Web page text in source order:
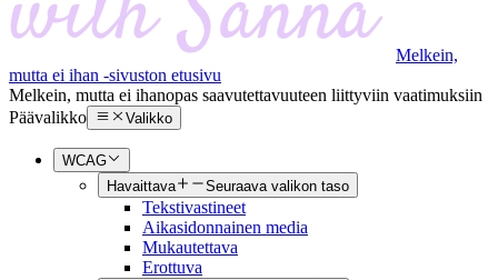
Melkein,
mutta ei ihan -sivuston etusivu
Melkein, mutta ei ihanopas saavutettavuuteen liittyviin vaatimuksiin
Päävalikko
Valikko
WCAG
Havaittava
Seuraava valikon taso
Tekstivastineet
Aikasidonnainen media
Mukautettava
Erottuva